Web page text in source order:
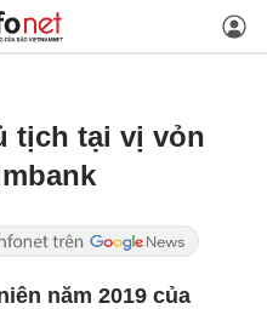
tịch tại vị vỏn
năm 2019 của